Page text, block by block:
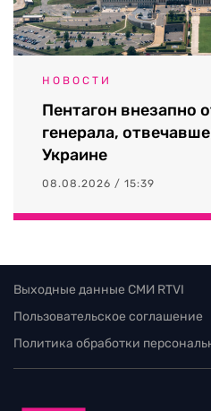
НОВОСТИ
Пентагон внезапно
генерала,
Украине
08.08.2026 / 15:39
Выходные данные СМИ RTVI
Пользовательское соглашение
Политика обработки